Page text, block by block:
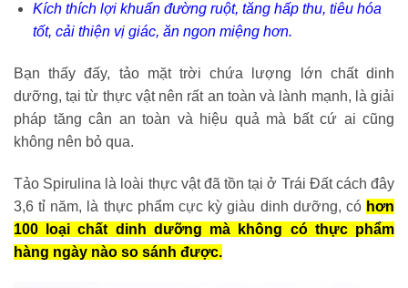
Kích thích lợi khuẩn đường ruột, tăng hấp thu, tiêu hóa
tốt, cải thiện vị giác, ăn ngon miệng hơn.
Bạn thấy đấy, tảo mặt trời chứa lượng lớn chất dinh
dưỡng, tại từ thực vật nên rất an toàn và lành mạnh, là giải
pháp tăng cân an toàn và hiệu quả mà bất cứ ai cũng
không nên bỏ qua.
Tảo Spirulina là loài thực vật đã tồn tại ở Trái Đất cách đây
3,6 tỉ năm, là thực phẩm cực kỳ giàu dinh dưỡng, có hơn
100 loại chất dinh dưỡng mà không có thực phẩm
hàng ngày nào so sánh được.